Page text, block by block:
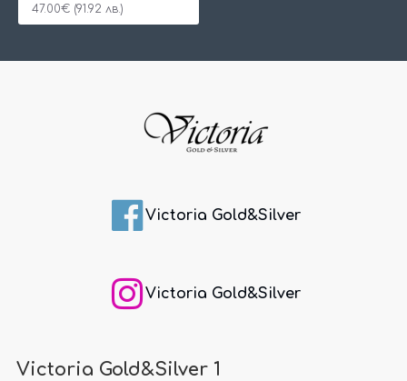
47.00€ (91.92 лв.)
Victoria Gold&Silver
Victoria Gold&Silver
Victoria Gold&Silver 1